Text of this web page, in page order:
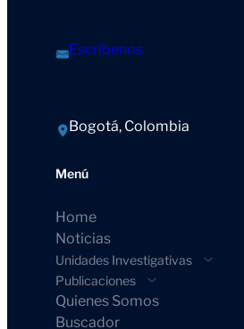
Escríbenos
Bogotá, Colombia
Menú
Home
Noticias
Unidades Investigativas
Publicaciones
Quienes Somos
Buscador